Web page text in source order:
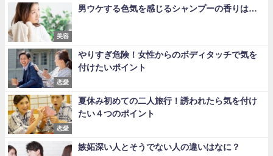
美容
男ウケする色気を感じるシャンプーの香りは…
恋愛
やりすぎ危険！女性からのボディタッチで気を
付けたいポイント
恋愛
夏休み初めての二人旅行！誘われたら気を付け
たい４つのポイント
嫉妬深い人とそうでない人の違いはなに？